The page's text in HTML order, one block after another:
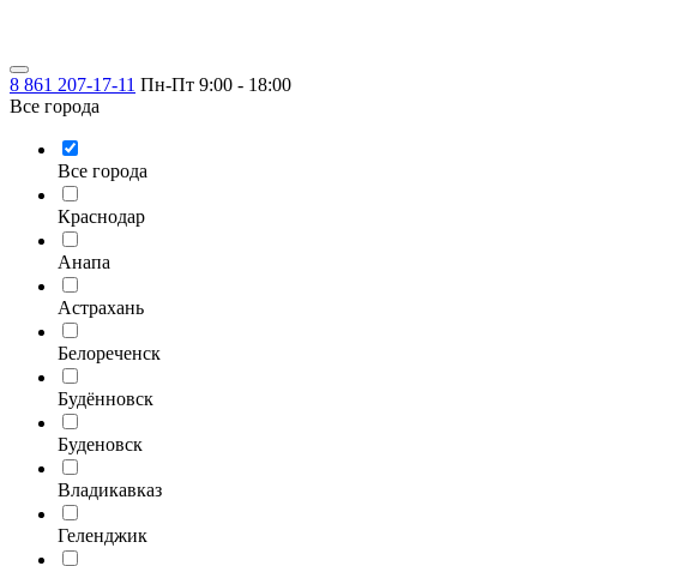
8 861 207-17-11 Пн-Пт 9:00 - 18:00
Все города
Все города
Краснодар
Анапа
Астрахань
Белореченск
Будённовск
Буденовск
Владикавказ
Геленджик